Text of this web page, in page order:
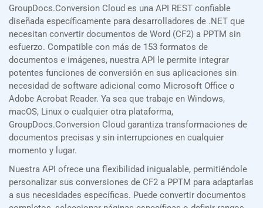
GroupDocs.Conversion Cloud es una API REST confiable
diseñada específicamente para desarrolladores de .NET que
necesitan convertir documentos de Word (CF2) a PPTM sin
esfuerzo. Compatible con más de 153 formatos de
documentos e imágenes, nuestra API le permite integrar
potentes funciones de conversión en sus aplicaciones sin
necesidad de software adicional como Microsoft Office o
Adobe Acrobat Reader. Ya sea que trabaje en Windows,
macOS, Linux o cualquier otra plataforma,
GroupDocs.Conversion Cloud garantiza transformaciones de
documentos precisas y sin interrupciones en cualquier
momento y lugar.
Nuestra API ofrece una flexibilidad inigualable, permitiéndole
personalizar sus conversiones de CF2 a PPTM para adaptarlas
a sus necesidades específicas. Puede convertir documentos